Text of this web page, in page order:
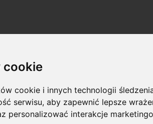
cookie
cookie i innych technologii
serwisu,aby zapewnić lepsze
personalizować interakcje